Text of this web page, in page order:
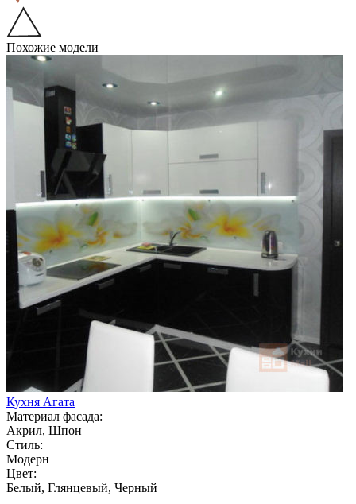
Похожие модели
Кухня Агата
Материал фасада:
Акрил, Шпон
Стиль:
Модерн
Цвет:
Белый, Глянцевый, Черный